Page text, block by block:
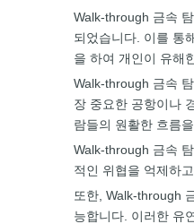
Walk-through 금속
되었습니다. 이를 통
을 하여 개인이 유해
Walk-through 금속
장 중요한 공항이나
람들의 원활한 흐름
Walk-through 금속
적인 위협을 억제하
또한, Walk-through
능합니다. 이러한 유